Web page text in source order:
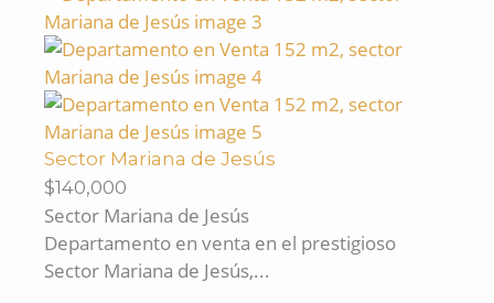
Sector Mariana de Jesús
$140,000
Sector Mariana de Jesús
Departamento en venta en el prestigioso
Sector Mariana de Jesús,...